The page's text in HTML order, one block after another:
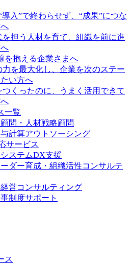
導入”で終わらせず、“成果”につな
を担う人材を育て、組織を前に進
を抱える企業さまへ
力を最大化し、企業を次のステー
い方へ
つくったのに、うまく活用できて
一覧
問・人材戦略顧問
計算アウトソーシング
サービス
ステムDX支援
ダー育成・組織活性コンサルテ
営コンサルティング
制度サポート
ス